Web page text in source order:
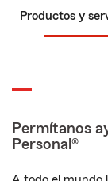
Productos y
Permítanos
Personal®